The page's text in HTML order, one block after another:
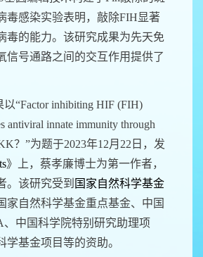
毒感染实验表明，敲除FIH显著
毒的能力。该研究成果为先天免
信号通路之间的交互作用提供了
以“Factor inhibiting HIF (FIH)
antiviral innate immunity through
？ ”为题于2023年12月 22 日，发
》上，蔡孝廉博士为第一作者，
。该研究受到 国家自然科学基金
家自然科学基金重点基金、中国
、中国科学院特别研究助理项
学基金项目等的资助。